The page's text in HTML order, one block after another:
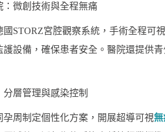
：微創技術與全程無痛
STORZ宮腔觀察系統，手術全程可
設備，確保患者安全。醫院還提供
層管理與感染控制
孕周制定個性化方案，開展超導可視無